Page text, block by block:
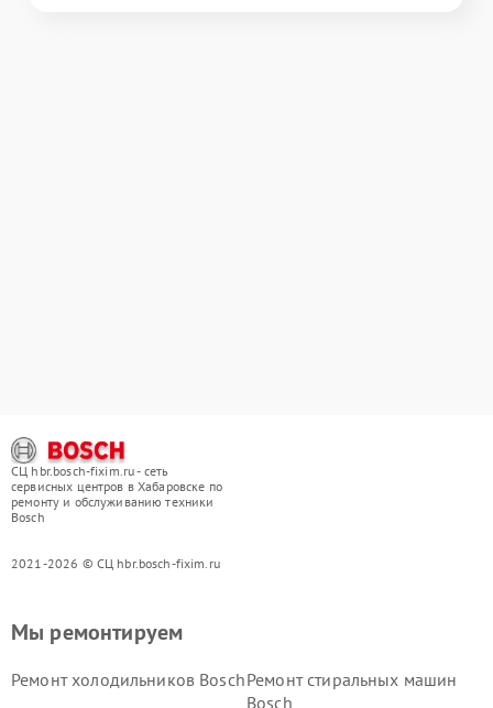
СЦ hbr.bosch-fixim.ru - сеть
сервисных центров в Хабаровске по
ремонту и обслуживанию техники
Bosch
2021-2026 © СЦ hbr.bosch-fixim.ru
Мы ремонтируем
Ремонт холодильников BoschРемонт стиральных машин
Bosch